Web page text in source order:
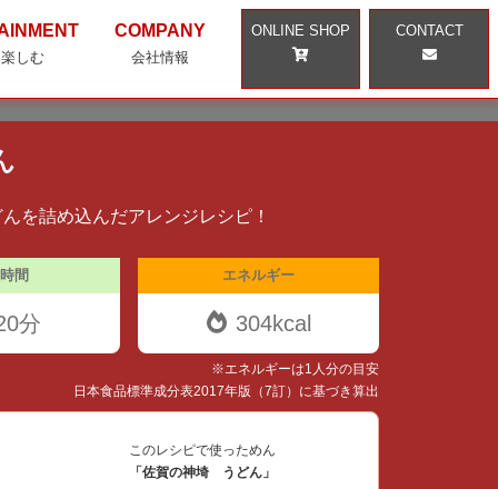
しむ
COMPANY
会社情報
ONLINE SHOP CONTACT
を詰め込んだアレンジレシピ！
間
分
エネルギー
304kcal
※エネルギーは1人分の目安
日本食品標準成分表2017年版（7訂）に基づき算出
このレシピで使っためん
「佐賀の神埼 うどん」